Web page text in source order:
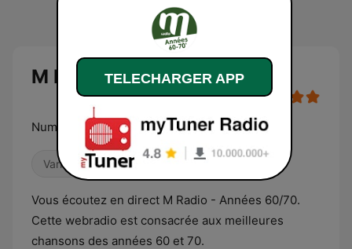
M Radio Culte 60 - 70
Numéro 1 sur la chanson française
Variété Old School
Vous écoutez en direct M Radio - Années 60/70.
Cette webradio est consacrée aux meilleures
chansons des années 60 et 70.
TELECHARGER APP